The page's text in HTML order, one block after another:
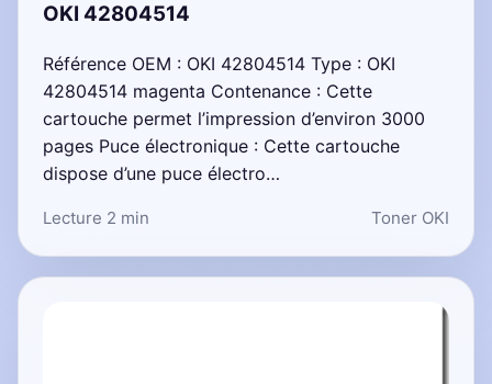
OKI 42804514
Référence OEM : OKI 42804514 Type : OKI
42804514 magenta Contenance : Cette
cartouche permet l’impression d’environ 3000
pages Puce électronique : Cette cartouche
dispose d’une puce électro…
Lecture 2 min Toner OKI